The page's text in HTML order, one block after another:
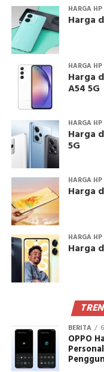
HARGA HP
Harga
HARGA HP
Harga
A54 5G
HARGA HP
Harga
5G
HARGA HP
Harga
HARGA HP
Harga
BERITA
OPPO